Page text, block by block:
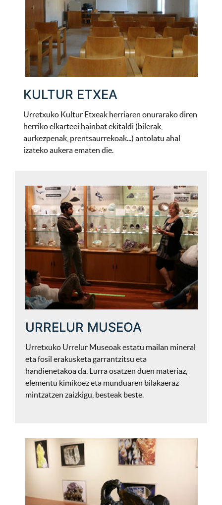
KULTUR ETXEA
Urretxuko Kultur Etxeak herriaren onurarako diren
herriko elkarteei hainbat ekitaldi (bilerak,
aurkezpenak, prentsaurrekoak...) antolatu ahal
izateko aukera ematen die.
URRELUR MUSEOA
Urretxuko Urrelur Museoak estatu mailan mineral
eta fosil erakusketa garrantzitsu eta
handienetakoa da. Lurra osatzen duen materiaz,
elementu kimikoez eta munduaren bilakaeraz
mintzatzen zaizkigu, besteak beste.